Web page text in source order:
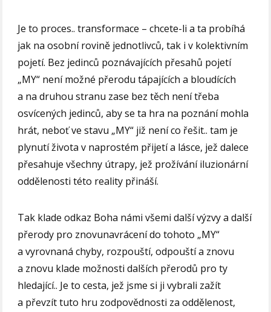
Je to proces.. transformace – chcete-li a ta probíhá
jak na osobní rovině jednotlivců, tak i v kolektivním
pojetí. Bez jedinců poznávajících přesahů pojetí
„MY“ není možné přerodu tápajících a bloudících
a na druhou stranu zase bez těch není třeba
osvícených jedinců, aby se ta hra na poznání mohla
hrát, neboť ve stavu „MY“ již není co řešit.. tam je
plynutí života v naprostém přijetí a lásce, jež dalece
přesahuje všechny útrapy, jež prožívání iluzionární
oddělenosti této reality přináší.
Tak klade odkaz Boha námi všemi další výzvy a další
přerody pro znovunavrácení do tohoto „MY“
a vyrovnaná chyby, rozpouští, odpouští a znovu
a znovu klade možnosti dalších přerodů pro ty
hledající.. Je to cesta, jež jsme si ji vybrali zažít
a převzít tuto hru zodpovědnosti za oddělenost,